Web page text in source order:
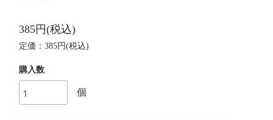
385円(税込)
定価：385円(税込)
購入数
個